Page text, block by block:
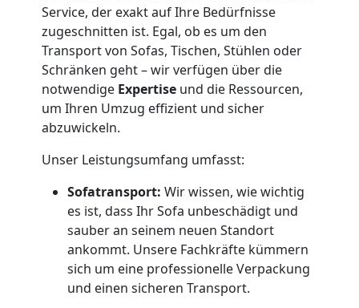
Service, der exakt auf Ihre Bedürfnisse
zugeschnitten ist. Egal, ob es um den
Transport von Sofas, Tischen, Stühlen oder
Schränken geht – wir verfügen über die
notwendige Expertise und die Ressourcen,
um Ihren Umzug effizient und sicher
abzuwickeln.
Unser Leistungsumfang umfasst:
Sofatransport: Wir wissen, wie wichtig
es ist, dass Ihr Sofa unbeschädigt und
sauber an seinem neuen Standort
ankommt. Unsere Fachkräfte kümmern
sich um eine professionelle Verpackung
und einen sicheren Transport.
Umzug
und
Lagerung
Dornbirn
Service-